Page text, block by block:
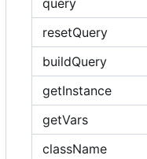
query
resetQuery
buildQuery
getInstance
getVars
className